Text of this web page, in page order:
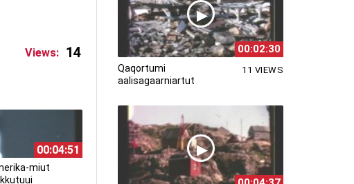
Views: 14
00:04:51
miut
00:02:30
Qaqortumi
aalisagaarniartut
11 VIEWS